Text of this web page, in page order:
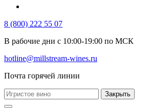
8 (800) 222 55 07
В рабочие дни с 10:00-19:00 по МСК
hotline@millstream-wines.ru
Почта горячей линии
Закрыть